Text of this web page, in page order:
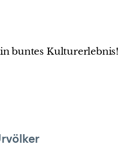
buntes Kulturerlebnis!